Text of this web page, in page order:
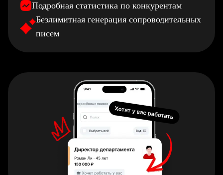
Подробная статистика по конкурентам
Безлимитная генерация сопроводительных
писем